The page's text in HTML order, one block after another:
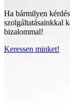
Ha bármilyen
szolgáltatásainkkal
bizalommal!
Keressen minket!